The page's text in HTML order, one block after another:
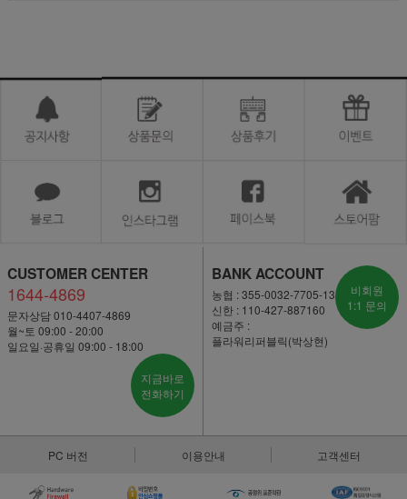
CUSTOMER CENTER
1644-4869
문자상담 010-4407-4869
월~토 09:00 - 20:00
일요일·공휴일 09:00 - 18:00
지금바로
전화하기
BANK ACCOUNT
농협 : 355-0032-7705-13
신한 : 110-427-887160
예금주 :
플라워리퍼블릭(박상현)
비회원
1:1 문의
PC 버전 이용안내 고객센터